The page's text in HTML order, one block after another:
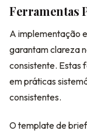
Ferramentas
A implementação
garantam clareza
consistente. Estas
em práticas
consistentes.
O template de